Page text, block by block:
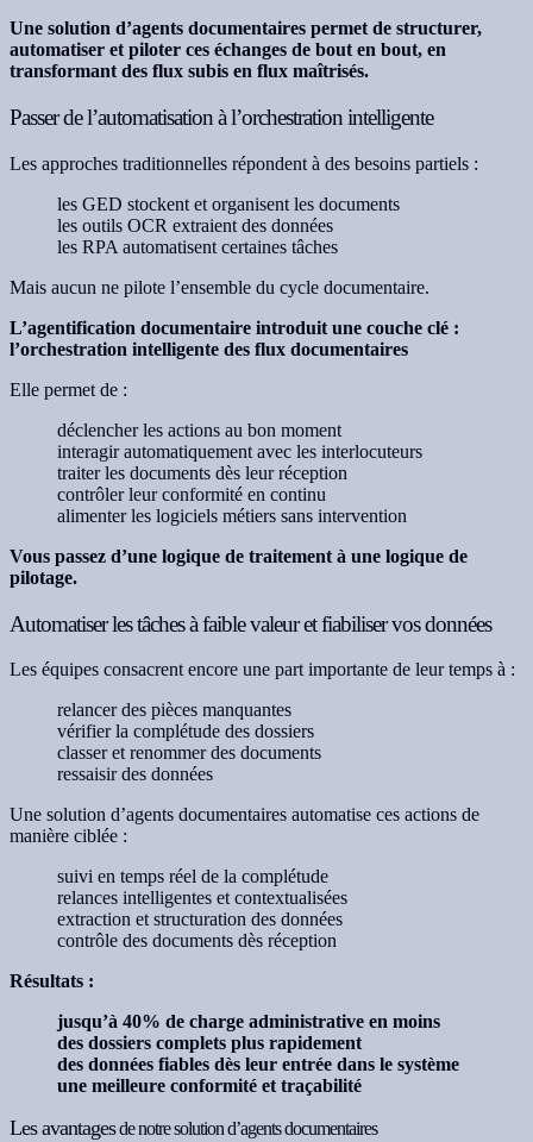
Une solution d’agents documentaires permet de structurer,
automatiser et piloter ces échanges de bout en bout, en
transformant des flux subis en flux maîtrisés.
Passer de l’automatisation à l’orchestration intelligente
Les approches traditionnelles répondent à des besoins partiels :
les GED stockent et organisent les documents
les outils OCR extraient des données
les RPA automatisent certaines tâches
Mais aucun ne pilote l’ensemble du cycle documentaire.
L’agentification documentaire introduit une couche clé :
l’orchestration intelligente des flux documentaires
Elle permet de :
déclencher les actions au bon moment
interagir automatiquement avec les interlocuteurs
traiter les documents dès leur réception
contrôler leur conformité en continu
alimenter les logiciels métiers sans intervention
Vous passez d’une logique de traitement à une logique de
pilotage.
Automatiser les tâches à faible valeur et fiabiliser vos données
Les équipes consacrent encore une part importante de leur temps à :
relancer des pièces manquantes
vérifier la complétude des dossiers
classer et renommer des documents
ressaisir des données
Une solution d’agents documentaires automatise ces actions de
manière ciblée :
suivi en temps réel de la complétude
relances intelligentes et contextualisées
extraction et structuration des données
contrôle des documents dès réception
Résultats :
jusqu’à 40% de charge administrative en moins
des dossiers complets plus rapidement
des données fiables dès leur entrée dans le système
une meilleure conformité et traçabilité
Les avantagesde notre solution d’agents documentaires